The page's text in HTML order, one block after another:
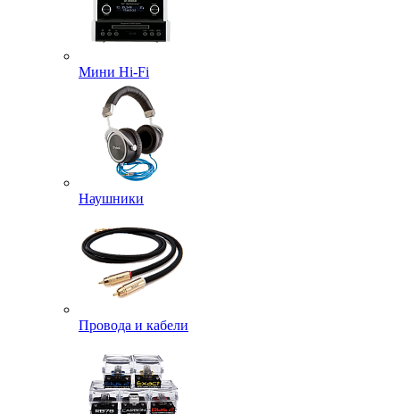
Мини Hi-Fi
Наушники
Провода и кабели